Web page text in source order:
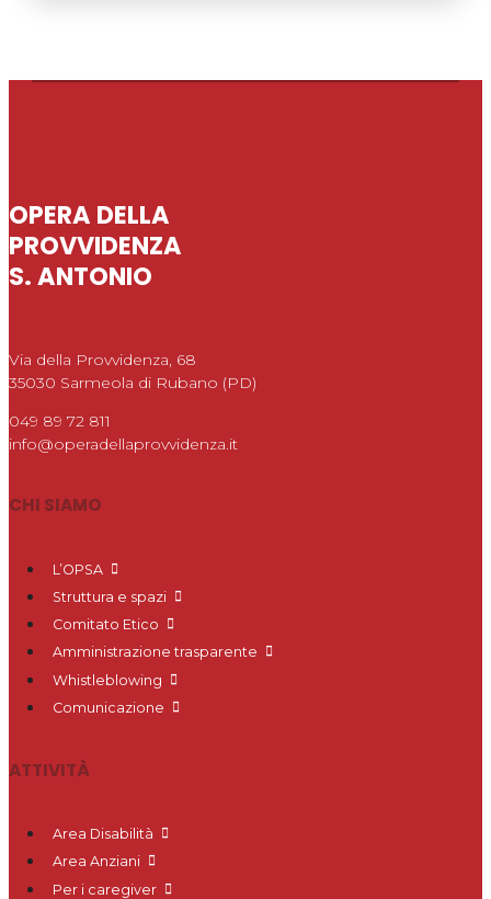
OPERA DELLA
PROVVIDENZA
S. ANTONIO
Via della Provvidenza, 68
35030 Sarmeola di Rubano (PD)
049 89 72 811
info@operadellaprovvidenza.it
CHI SIAMO
L’OPSA
Struttura e spazi
Comitato Etico
Amministrazione trasparente
Whistleblowing
Comunicazione
ATTIVITÀ
Area Disabilità
Area Anziani
Per i caregiver